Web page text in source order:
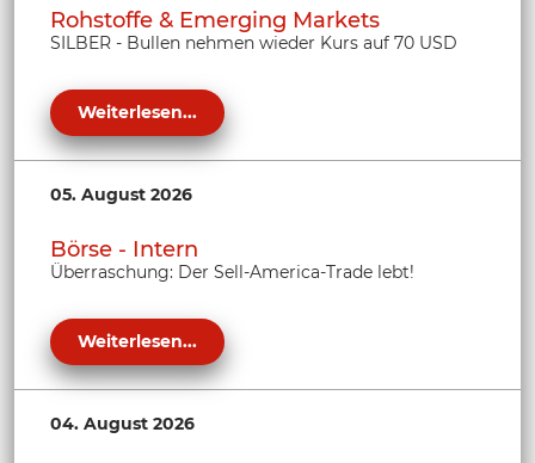
Rohstoffe & Emerging Markets
SILBER - Bullen nehmen wieder Kurs auf 70 USD
Weiterlesen...
05. August 2026
Börse - Intern
Überraschung: Der Sell-America-Trade lebt!
Weiterlesen...
04. August 2026